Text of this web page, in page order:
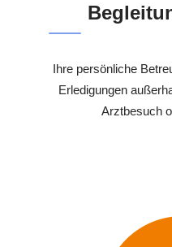
Ihre persönliche
Erledigungen
Arztbesuch